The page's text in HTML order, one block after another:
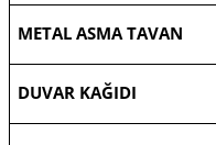
METAL ASMA TAVAN
DUVAR KAĞIDI